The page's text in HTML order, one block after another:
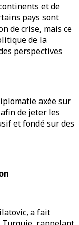
et de
pays sont
de crise, mais ce
de la
perspectives
axée sur
de jeter les
et fondé sur des
a fait